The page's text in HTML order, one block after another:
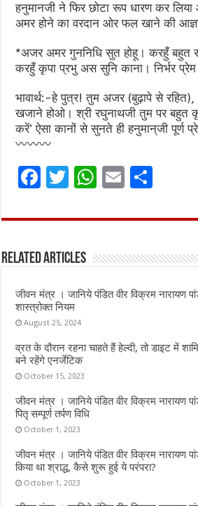
हनुमानजी ने फिर छोटा रूप धारण कर
अमर होने का वरदान ओर फल खाने की
*अजर अमर गुननिधि सुत होहू। करहुँ बहुत
करहुँ कृपा प्रभु अस सुनि काना। निर्भर
भावार्थ:-हे पुत्र! तुम अजर (बुढ़ापे से
खजाने होओ। श्री रघुनाथजी तुम पर बहुत
करें’ ऐसा कानों से सुनते ही हनुमान्‌जी पूर्ण
〰〰〰
F
ce
o
o
k
T
it
r
W
at
A
p
E
ai ar
Related Articles
जीवन मंत्र । जानिये पंडित वीर विक्रम नारायण
शास्त्रोक्त नियम
August 25, 2024
व्रत के दौरान रहना चाहते हैं हेल्दी, तो डाइट में
बने रहेंगे एनर्जेटिक
October 15, 2023
जीवन मंत्र । जानिये पंडित वीर विक्रम नारायण
पितृ सम्पूर्ण तर्पण विधि
October 1, 2023
जीवन मंत्र । जानिये पंडित वीर विक्रम
किया था श्राद्ध, कैसे शुरू हुई ये परंपरा?
October 1, 2023